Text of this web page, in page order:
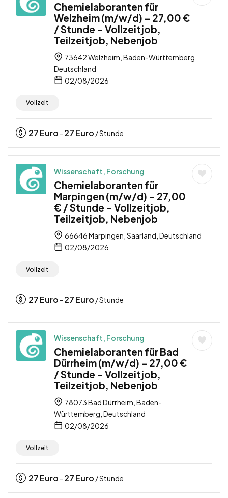
Chemielaboranten für
Welzheim (m/w/d) – 27,00 €
/ Stunde – Vollzeitjob,
Teilzeitjob, Nebenjob
73642 Welzheim, Baden-Württemberg,
Deutschland
02/08/2026
Vollzeit
27Euro - 27Euro / Stunde
Wissenschaft, Forschung
Chemielaboranten für
Marpingen (m/w/d) – 27,00
€ / Stunde – Vollzeitjob,
Teilzeitjob, Nebenjob
66646 Marpingen, Saarland, Deutschland
02/08/2026
Vollzeit
27Euro - 27Euro / Stunde
Wissenschaft, Forschung
Chemielaboranten für Bad
Dürrheim (m/w/d) – 27,00 €
/ Stunde – Vollzeitjob,
Teilzeitjob, Nebenjob
78073 Bad Dürrheim, Baden-
Württemberg, Deutschland
02/08/2026
Vollzeit
27Euro - 27Euro / Stunde